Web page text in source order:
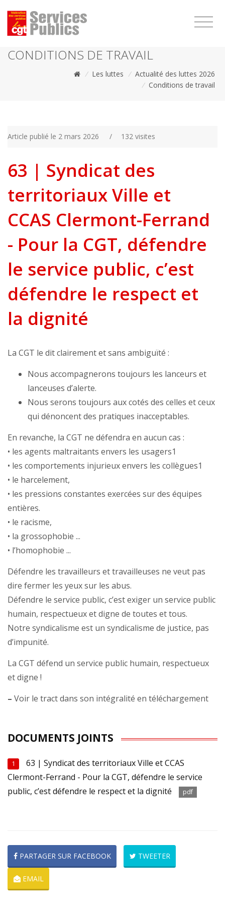
CONDITIONS DE TRAVAIL
/ Les luttes / Actualité des luttes 2026
/ Conditions de travail
Article publié le 2 mars 2026 / 132 visites
63 | Syndicat des
territoriaux Ville et
CCAS Clermont-Ferrand
- Pour la CGT, défendre
le service public, c’est
défendre le respect et
la dignité
La CGT le dit clairement et sans ambiguïté :
Nous accompagnerons toujours les lanceurs et
lanceuses d’alerte.
Nous serons toujours aux cotés des celles et ceux
qui dénoncent des pratiques inacceptables.
En revanche, la CGT ne défendra en aucun cas :
• les agents maltraitants envers les usagers1
• les comportements injurieux envers les collègues1
• le harcelement,
• les pressions constantes exercées sur des équipes
entières.
• le racisme,
• la grossophobie ...
• l’homophobie ...
Défendre les travailleurs et travailleuses ne veut pas
dire fermer les yeux sur les abus.
Défendre le service public, c’est exiger un service public
humain, respectueux et digne de toutes et tous.
Notre syndicalisme est un syndicalisme de justice, pas
d’impunité.
La CGT défend un service public humain, respectueux
et digne !
– Voir le tract dans son intégralité en téléchargement
DOCUMENTS JOINTS
1
63 | Syndicat des territoriaux Ville et CCAS
Clermont-Ferrand - Pour la CGT, défendre le service
public, c’est défendre le respect et la dignité
pdf
PARTAGER SUR FACEBOOK TWEETER
EMAIL